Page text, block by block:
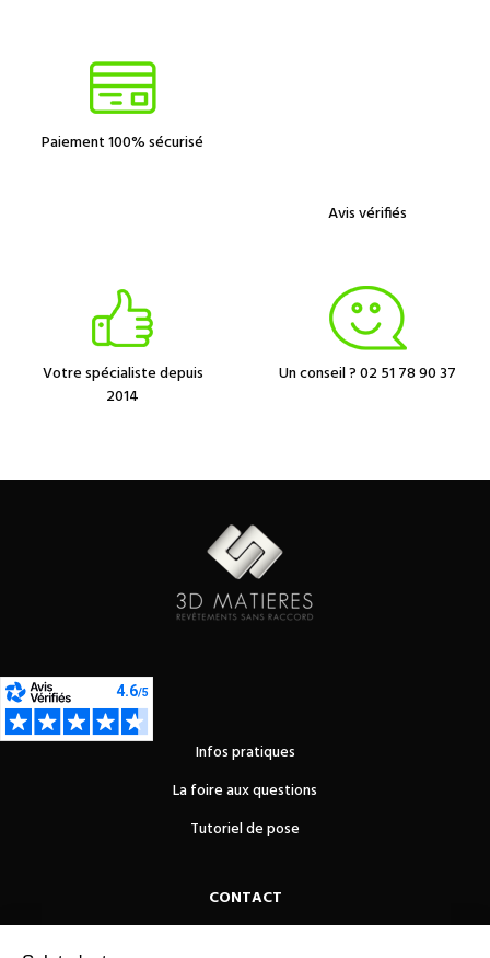
Paiement 100% sécurisé
Avis vérifiés
Votre spécialiste depuis
2014
Un conseil ? 02 51 78 90 37
Infos pratiques
La foire aux questions
Tutoriel de pose
CONTACT